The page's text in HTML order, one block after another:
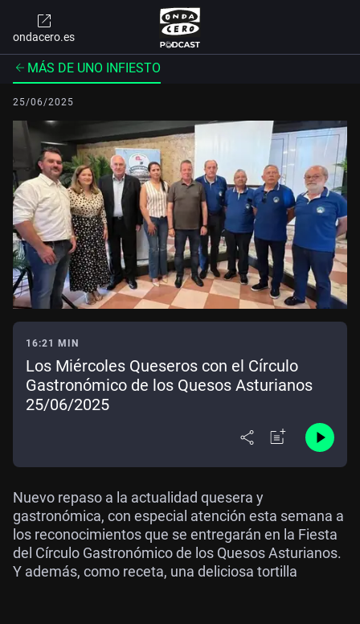
ondacero.es
MÁS DE UNO INFIESTO
25/06/2025
16:21 MIN
Los Miércoles Queseros con el Círculo
Gastronómico de los Quesos Asturianos
25/06/2025
Nuevo repaso a la actualidad quesera y
gastronómica, con especial atención esta semana a
los reconocimientos que se entregarán en la Fiesta
del Círculo Gastronómico de los Quesos Asturianos.
Y además, como receta, una deliciosa tortilla